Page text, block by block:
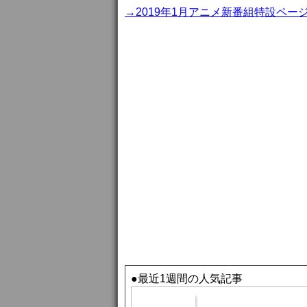
→2019年1月アニメ新番組特設ペー
●最近1週間の人気記事